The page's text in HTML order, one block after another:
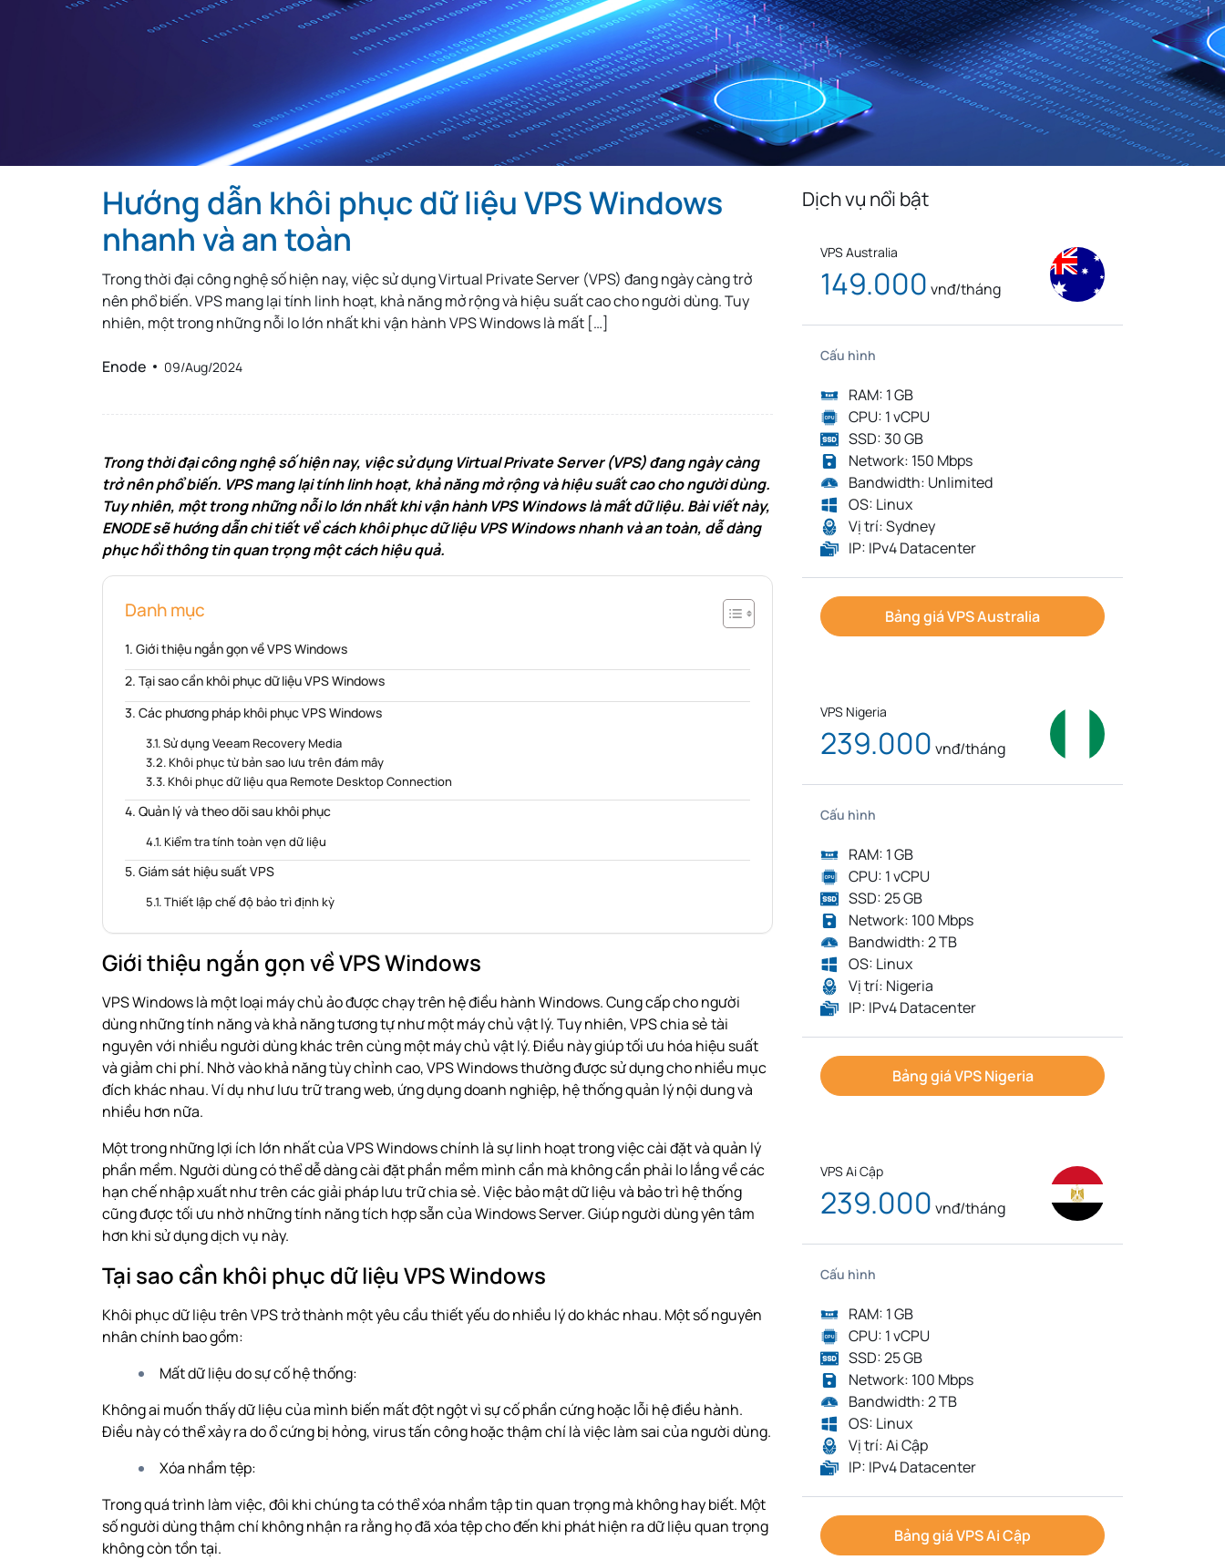
Thailand
Algeria Egypt Iceland Monaco
Venezuela
Hungary
Austria Turkmenistan Uzbekistan Bolivia
Kenya
Mongolia Malaysia Paraguay Serbia
Slovenia
Zambia
Albania Jamaica Israel Liberia
Mexico
Uruguay
Sri Lanka Madagascar Nepal
Bulgaria
South Africa
Costa Rica Croatia
New Zealand
Saudi Arabia Bahamas North Macedonia Jordan
Andorra
Montenegro
Tanzania
Libya
South Sudan Denmark Taiwan
Korea
Iraq
Iran Tajikistan Nigeria Việt Nam
Hướng dẫn khôi phục dữ liệu VPS Windows
nhanh và an toàn
Trong thời đại công nghệ số hiện nay, việc sử dụng Virtual Private Server (VPS) đang ngày càng trở
nên phổ biến. VPS mang lại tính linh hoạt, khả năng mở rộng và hiệu suất cao cho người dùng. Tuy
nhiên, một trong những nỗi lo lớn nhất khi vận hành VPS Windows là mất […]
Enode 09/Aug/2024
Trong thời đại công nghệ số hiện nay, việc sử dụng Virtual Private Server (VPS) đang ngày càng
trở nên phổ biến. VPS mang lại tính linh hoạt, khả năng mở rộng và hiệu suất cao cho người dùng.
Tuy nhiên, một trong những nỗi lo lớn nhất khi vận hành VPS Windows là mất dữ liệu. Bài viết này,
ENODE sẽ hướng dẫn chi tiết về cách khôi phục dữ liệu VPS Windows nhanh và an toàn, dễ dàng
phục hồi thông tin quan trọng một cách hiệu quả.
Danh mục
Giới thiệu ngắn gọn về VPS Windows
Tại sao cần khôi phục dữ liệu VPS Windows
Các phương pháp khôi phục VPS Windows
Sử dụng Veeam Recovery Media
Khôi phục từ bản sao lưu trên đám mây
Khôi phục dữ liệu qua Remote Desktop Connection
Quản lý và theo dõi sau khôi phục
Kiểm tra tính toàn vẹn dữ liệu
Giám sát hiệu suất VPS
Thiết lập chế độ bảo trì định kỳ
Giới thiệu ngắn gọn về VPS Windows
VPS Windows là một loại máy chủ ảo được chạy trên hệ điều hành Windows. Cung cấp cho người
dùng những tính năng và khả năng tương tự như một máy chủ vật lý. Tuy nhiên, VPS chia sẻ tài
nguyên với nhiều người dùng khác trên cùng một máy chủ vật lý. Điều này giúp tối ưu hóa hiệu suất
và giảm chi phí. Nhờ vào khả năng tùy chỉnh cao, VPS Windows thường được sử dụng cho nhiều mục
đích khác nhau. Ví dụ như lưu trữ trang web, ứng dụng doanh nghiệp, hệ thống quản lý nội dung và
nhiều hơn nữa.
Một trong những lợi ích lớn nhất củaVPS Windowschính là sự linh hoạt trong việc cài đặt và quản lý
phần mềm. Người dùng có thể dễ dàng cài đặt phần mềm mình cần mà không cần phải lo lắng về các
hạn chế nhập xuất như trên các giải pháp lưu trữ chia sẻ. Việc bảo mật dữ liệu và bảo trì hệ thống
cũng được tối ưu nhờ những tính năng tích hợp sẵn của Windows Server. Giúp người dùng yên tâm
hơn khi sử dụng dịch vụ này.
Tại sao cần khôi phục dữ liệu VPS Windows
Khôi phục dữ liệu trên VPS trở thành một yêu cầu thiết yếu do nhiều lý do khác nhau. Một số nguyên
nhân chính bao gồm:
Mất dữ liệu do sự cố hệ thống:
Không ai muốn thấy dữ liệu của mình biến mất đột ngột vì sự cố phần cứng hoặc lỗi hệ điều hành.
Điều này có thể xảy ra do ổ cứng bị hỏng,virustấn công hoặc thậm chí là việc làm sai của người dùng.
Xóa nhầm tệp:
Trong quá trình làm việc, đôi khi chúng ta có thể xóa nhầm tập tin quan trọng mà không hay biết. Một
số người dùng thậm chí không nhận ra rằng họ đã xóa tệp cho đến khi phát hiện ra dữ liệu quan trọng
không còn tồn tại.
Dịch vụ nổi bật
VPS Australia
149.000 vnđ/tháng
Cấu hình
RAM: 1 GB
CPU: 1 vCPU
SSD: 30 GB
Network: 150 Mbps
Bandwidth: Unlimited
OS: Linux
Vị trí: Sydney
IP: IPv4 Datacenter
Bảng giá VPS Australia
VPS Nigeria
239.000 vnđ/tháng
Cấu hình
RAM: 1 GB
CPU: 1 vCPU
SSD: 25 GB
Network: 100 Mbps
Bandwidth: 2 TB
OS: Linux
Vị trí: Nigeria
IP: IPv4 Datacenter
Bảng giá VPS Nigeria
VPS Ai Cập
239.000 vnđ/tháng
Cấu hình
RAM: 1 GB
CPU: 1 vCPU
SSD: 25 GB
Network: 100 Mbps
Bandwidth: 2 TB
OS: Linux
Vị trí: Ai Cập
IP: IPv4 Datacenter
Bảng giá VPS Ai Cập